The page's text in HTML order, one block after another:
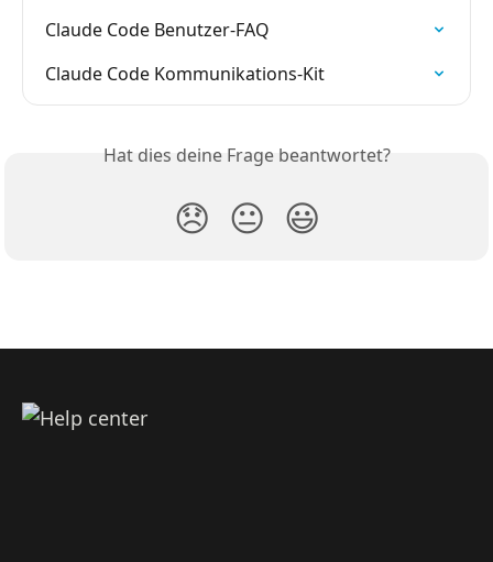
Claude Code Benutzer-FAQ
Claude Code Kommunikations-Kit
Hat dies deine Frage beantwortet?
😞 😐 😃